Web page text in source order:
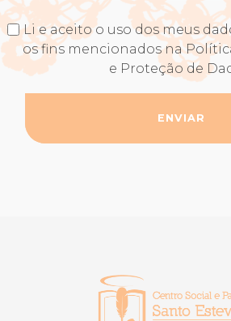
Li e aceito o uso dos meus
os fins mencionados na
e Proteção de
ENVIAR